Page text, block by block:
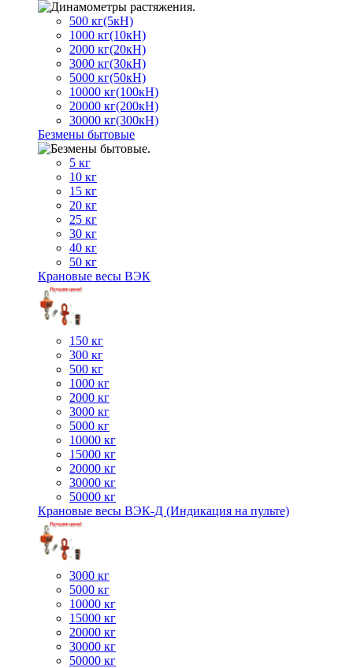
500 кг(5кН)
1000 кг(10кН)
2000 кг(20кН)
3000 кг(30кН)
5000 кг(50кН)
10000 кг(100кН)
20000 кг(200кН)
30000 кг(300кН)
Безмены бытовые
5 кг
10 кг
15 кг
20 кг
25 кг
30 кг
40 кг
50 кг
Крановые весы ВЭК
150 кг
300 кг
500 кг
1000 кг
2000 кг
3000 кг
5000 кг
10000 кг
15000 кг
20000 кг
30000 кг
50000 кг
Крановые весы ВЭК-Д (Индикация на пульте)
3000 кг
5000 кг
10000 кг
15000 кг
20000 кг
30000 кг
50000 кг